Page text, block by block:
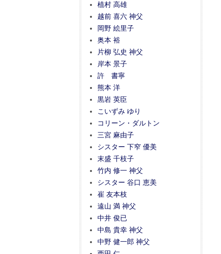
植村 高雄
越前 喜六 神父
岡野 絵里子
奥本 裕
片柳 弘史 神父
岸本 景子
許 書寧
熊本 洋
黒岩 英臣
こいずみ ゆり
コリーン・ダルトン
三宮 麻由子
シスター 下窄 優美
末盛 千枝子
竹内 修一 神父
シスター 谷口 恵美
崔 友本枝
遠山 満 神父
中井 俊已
中島 貴幸 神父
中野 健一郎 神父